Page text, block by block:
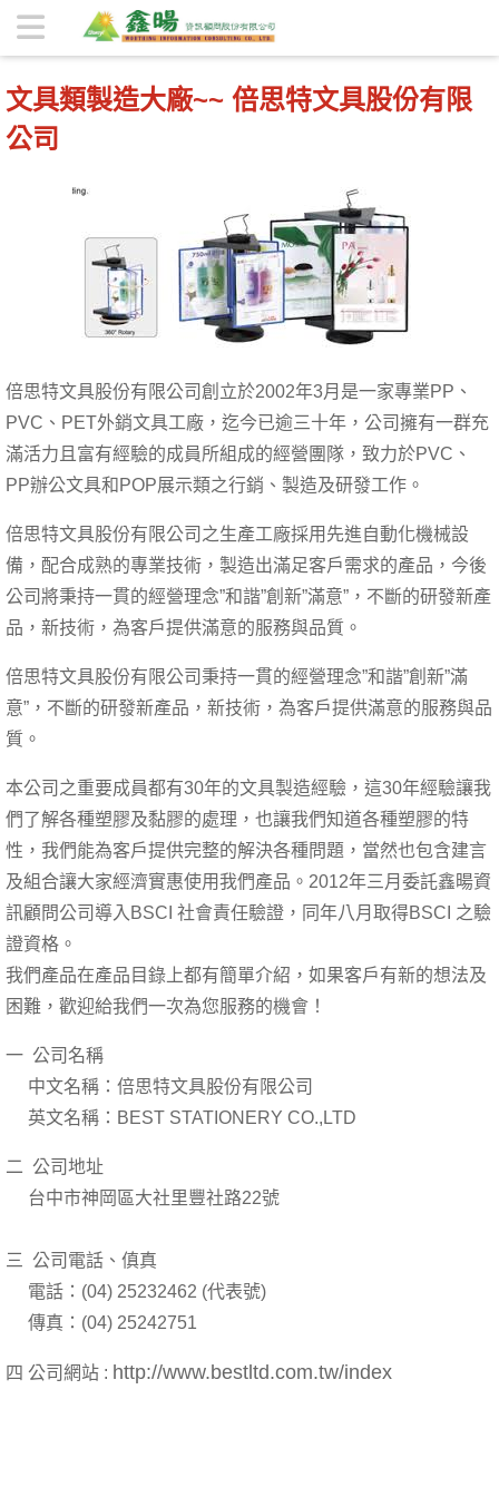
文具類製造大廠~~ 倍思特文具股份有限公司 | 鑫暘資訊顧問股
份有限公司
文具類製造大廠~~ 倍思特文具股份有限
公司
倍思特文具股份有限公司創立於2002年3月是一家專業PP、
PVC、PET外銷文具工廠，迄今已逾三十年，公司擁有一群充
滿活力且富有經驗的成員所組成的經營團隊，致力於PVC、
PP辦公文具和POP展示類之行銷、製造及研發工作。
倍思特文具股份有限公司之生產工廠採用先進自動化機械設
備，配合成熟的專業技術，製造出滿足客戶需求的產品，今後
公司將秉持一貫的經營理念”和諧”創新”滿意”，不斷的研發新產
品，新技術，為客戶提供滿意的服務與品質。
倍思特文具股份有限公司秉持一貫的經營理念”和諧”創新”滿
意”，不斷的研發新產品，新技術，為客戶提供滿意的服務與品
質。
本公司之重要成員都有30年的文具製造經驗，這30年經驗讓我
們了解各種塑膠及黏膠的處理，也讓我們知道各種塑膠的特
性，我們能為客戶提供完整的解決各種問題，當然也包含建言
及組合讓大家經濟實惠使用我們產品。2012年三月委託鑫暘資
訊顧問公司導入BSCI 社會責任驗證，同年八月取得BSCI 之驗
證資格。
我們產品在產品目錄上都有簡單介紹，如果客戶有新的想法及
困難，歡迎給我們一次為您服務的機會！
一 公司名稱
中文名稱：倍思特文具股份有限公司
英文名稱：BEST STATIONERY CO.,LTD
二 公司地址
台中市神岡區大社里豐社路22號
三 公司電話、傎真
電話：(04) 25232462 (代表號)
傳真：(04) 25242751
四 公司網站 : http://www.bestltd.com.tw/index